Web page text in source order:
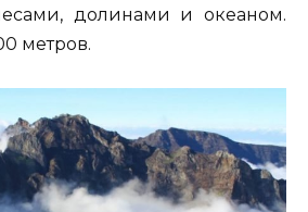
долинами и океаном.
метров.